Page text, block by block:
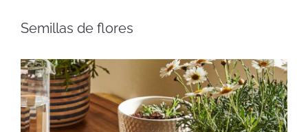
Semillas de flores